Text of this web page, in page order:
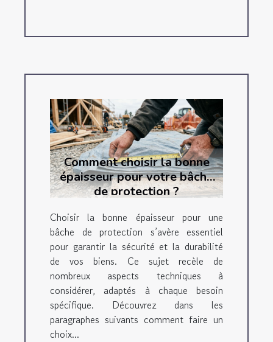
Comment choisir la bonne
épaisseur pour votre bâche
de protection ?
Choisir la bonne épaisseur pour une
bâche de protection s’avère essentiel
pour garantir la sécurité et la durabilité
de vos biens. Ce sujet recèle de
nombreux aspects techniques à
considérer, adaptés à chaque besoin
spécifique. Découvrez dans les
paragraphes suivants comment faire un
choix...